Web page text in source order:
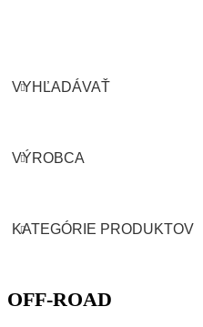
VYHĽADÁVAŤ
VÝROBCA
KATEGÓRIE PRODUKTOV
OFF-ROAD